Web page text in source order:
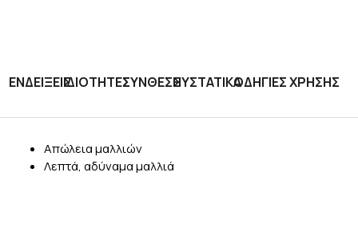
ΕΝΔΕΙΞΕΙΣΙΔΙΟΤΗΤΕΣΣΥΝΘΕΣΗΣΥΣΤΑΤΙΚΑΟΔΗΓΙΕΣ ΧΡΗΣΗΣ
Απώλεια μαλλιών
Λεπτά, αδύναμα μαλλιά